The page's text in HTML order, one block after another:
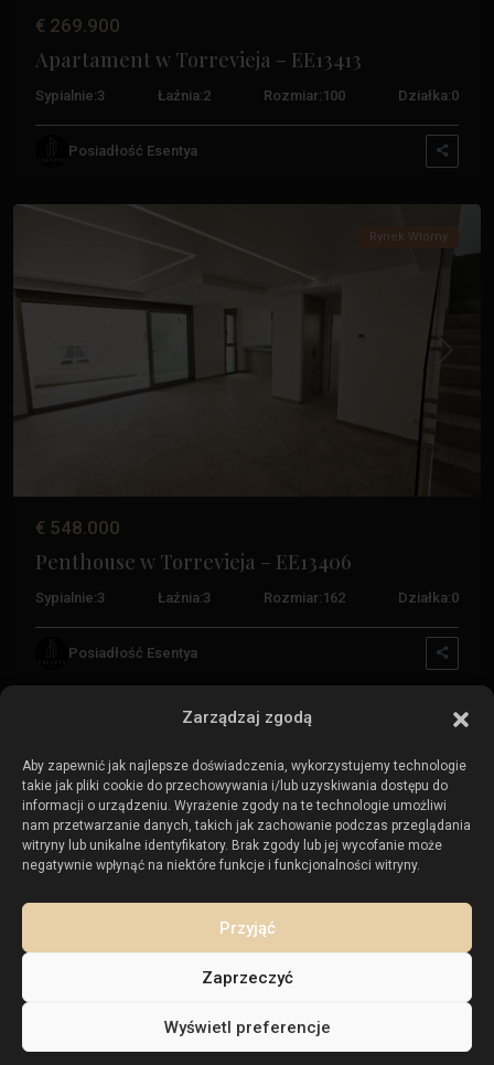
Zarządzaj zgodą
Aby zapewnić jak najlepsze doświadczenia, wykorzystujemy technologie
takie jak pliki cookie do przechowywania i/lub uzyskiwania dostępu do
informacji o urządzeniu. Wyrażenie zgody na te technologie umożliwi
nam przetwarzanie danych, takich jak zachowanie podczas przeglądania
witryny lub unikalne identyfikatory. Brak zgody lub jej wycofanie może
negatywnie wpłynąć na niektóre funkcje i funkcjonalności witryny.
Przyjąć
Zaprzeczyć
Wyświetl preferencje
€ 269.900
Apartament w Torrevieja – EE13413
Sypialnie:3 Łaźnia:2 Rozmiar: 100 Działka:0
Posiadłość Esentya
Paseo
Maritimo,
Poprzedni
Rynek Wtórny
€ 548.000
Penthouse w Torrevieja – EE13406
Sypialnie:3 Łaźnia:3 Rozmiar: 162 Działka:0
Posiadłość Esentya
Biuro Costa Blanca
Calle Mayor, 11, 03188 - La Mata, Torrevieja (Alicante)
+34 601 614 830
info@esentyaestate.com
costacalida@esentyaestate.com
Nieruchomości na sprzedaż:
Nieruchomości na sprzedaż w Torrevieja
Nieruchomości na sprzedaż w La Zenia
Nieruchomości na sprzedaż w Cabo Roig
Sprzedaj swoją nieruchomość:
Sprzedaj nieruchomość w La Mata